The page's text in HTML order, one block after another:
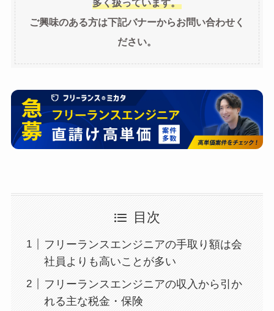
多く扱っています。
ご興味のある方は下記バナーからお問い合わせく
ださい。
目次
フリーランスエンジニアの手取り額は会
社員よりも高いことが多い
フリーランスエンジニアの収入から引か
れる主な税金・保険